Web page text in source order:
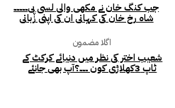
جب کنگ خان نے مکھی والی لسی پی۔۔۔۔۔
شاہ رخ خان کی کہانی ان کی اپنی زبانی
اگلا مضمون
شعیب اختر کی نظر میں دنیائے کرکٹ کے
ٹاپ 3کھلاڑی کون ۔۔۔؟آپ بھی جانئے